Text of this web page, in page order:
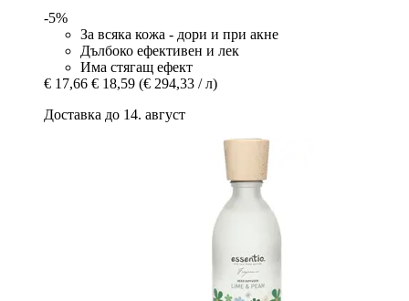
-5%
За всяка кожа - дори и при акне
Дълбоко ефективен и лек
Има стягащ ефект
€ 17,66 € 18,59 (€ 294,33 / л)
Доставка до 14. август